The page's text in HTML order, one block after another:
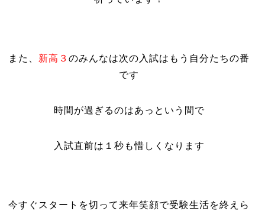
また、 新高３のみんなは次の入試はもう自分たちの番
です
時間が過ぎるのはあっという間で
入試直前は１秒も惜しくなります
今すぐスタートを切って来年笑顔で受験生活を終えら